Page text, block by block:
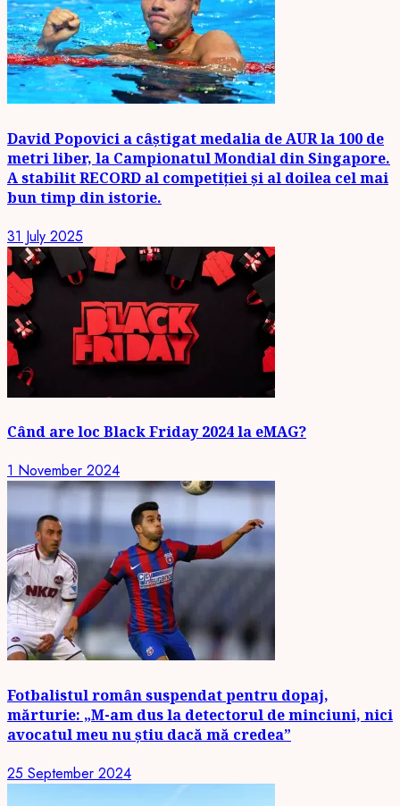
David Popovici a câștigat medalia de AUR la 100 de
metri liber, la Campionatul Mondial din Singapore.
A stabilit RECORD al competiției și al doilea cel mai
bun timp din istorie.
31 July 2025
Când are loc Black Friday 2024 la eMAG?
1 November 2024
Fotbalistul român suspendat pentru dopaj,
mărturie: „M-am dus la detectorul de minciuni, nici
avocatul meu nu știu dacă mă credea”
25 September 2024